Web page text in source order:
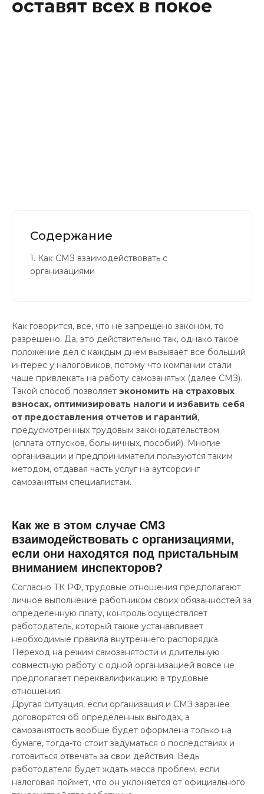
Контакты
оставят всех в покое
Содержание
1. Как СМЗ взаимодействовать с
организациями
Как говорится, все, что не запрещено законом, то
разрешено. Да, это действительно так, однако такое
положение дел с каждым днем вызывает все больший
интерес у налоговиков, потому что компании стали
чаще привлекать на работу самозанятых (далее СМЗ).
Такой способ позволяет экономить на страховых
взносах, оптимизировать налоги и избавить себя
от предоставления отчетов и гарантий,
предусмотренных трудовым законодательством
(оплата отпусков, больничных, пособий). Многие
организации и предприниматели пользуются таким
методом, отдавая часть услуг на аутсорсинг
самозанятым специалистам.
Как же в этом случае СМЗ
взаимодействовать с организациями,
если они находятся под пристальным
вниманием инспекторов?
Согласно ТК РФ, трудовые отношения предполагают
личное выполнение работником своих обязанностей за
определенную плату, контроль осуществляет
работодатель, который также устанавливает
необходимые правила внутреннего распорядка.
Переход на режим самозанятости и длительную
совместную работу с одной организацией вовсе не
предполагает переквалификацию в трудовые
отношения.
Другая ситуация, если организация и СМЗ заранее
договорятся об определенных выгодах, а
самозанятость вообще будет оформлена только на
бумаге, тогда-то стоит задуматься о последствиях и
готовиться отвечать за свои действия. Ведь
работодателя будет ждать масса проблем, если
налоговая поймет, что он уклоняется от официального